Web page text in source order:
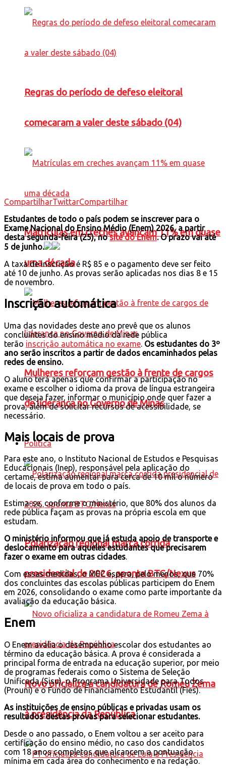
Regras do período de defeso eleitoral
comecaram a valer deste sábado (04)
Matrículas em creches avançam 11% em quase
uma década
Mulheres reforçam gestão à frente de cargos
de liderança no Governo de Minas
Política
Polarização regional marca corrida
presidencial de 2026, aponta BTG/Nexus
Novo oficializa a candidatura de Romeu Zema
à presidência da República
CompartilharTwittarCompartilhar
Estudantes de todo o país podem se inscrever para o
Exame Nacional do Ensino Médio (Enem) 2026, a partir
desta segunda-feira (25), nosite do Enem. O prazo vai até
5 de junho.
A taxa de inscrição é R$ 85 e o pagamento deve ser feito
até 10 de junho. As provas serão aplicadas nos dias 8 e 15
de novembro.
Inscrição automática
Uma das novidades deste ano prevê que os alunos
concluintes do ensino médio da rede pública
terão inscrição automática no exame Os estudantes do 3º
ano serão inscritos a partir de dados encaminhados pelas
redes de ensino.
O aluno terá apenas que confirmar a participação no
exame e escolher o idioma da prova de língua estrangeira
que deseja fazer, informar o município onde quer fazer a
prova, além de solicitar recursos de acessibilidade, se
necessário.
Mais locais de prova
Para este ano, o Instituto Nacional de Estudos e Pesquisas
Educacionais (Inep), responsável pela aplicação do
certame, estima aumentar para cerca de 10 mil o número
de locais de prova em todo o país.
Estima-se, conforme o ministério, que 80% dos alunos da
rede pública façam as provas na própria escola em que
estudam.
O ministério informou que já estuda apoio de transporte e
deslocamento para aqueles estudantes que precisarem
fazer o exame em outras cidades.
Com essas medidas, o MEC espera, pelo menos, que 70%
dos concluintes das escolas públicas participem do Enem
em 2026, consolidando o exame como parte importante da
avaliação da educação básica.
Enem
O Enem avalia o desempenho escolar dos estudantes ao
término da educação básica. A prova é considerada a
principal forma de entrada na educação superior, por meio
de programas federais como o Sistema de Seleção
Unificada (Sisu), o Programa Universidade para Todos
(Prouni) e o Fundo de Financiamento Estudantil (Fies).
As instituições de ensino públicas e privadas usam os
resultados destas provas para selecionar estudantes.
Desde o ano passado, o Enem voltou a ser aceito para
certificação do ensino médio, no caso dos candidatos
com 18 anos completos que alcancem a pontuação
mínima em cada área do conhecimento e na redação.